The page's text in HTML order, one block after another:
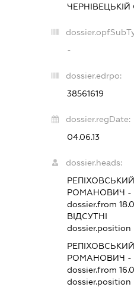
ЧЕРНІВЕЦЬКІЙ
-
dossier.edrpo:
38561619
dossier.regDate:
04.06.13
dossier.heads:
РОМАНОВИЧ -
dossier.from
ВІДСУТНІ
dossier.position
РОМАНОВИЧ -
dossier.from
dossier.position